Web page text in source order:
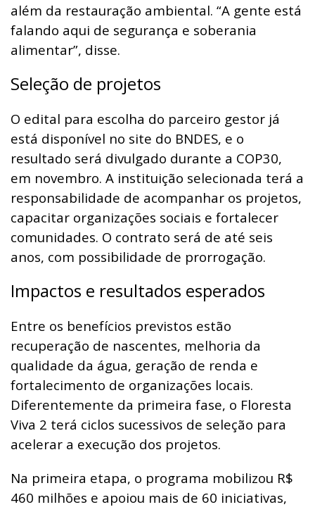
além da restauração ambiental. “A gente está
falando aqui de segurança e soberania
alimentar”, disse.
Seleção de projetos
O edital para escolha do parceiro gestor já
está disponível no site do BNDES, e o
resultado será divulgado durante a COP30,
em novembro. A instituição selecionada terá a
responsabilidade de acompanhar os projetos,
capacitar organizações sociais e fortalecer
comunidades. O contrato será de até seis
anos, com possibilidade de prorrogação.
Impactos e resultados esperados
Entre os benefícios previstos estão
recuperação de nascentes, melhoria da
qualidade da água, geração de renda e
fortalecimento de organizações locais.
Diferentemente da primeira fase, o Floresta
Viva 2 terá ciclos sucessivos de seleção para
acelerar a execução dos projetos.
Na primeira etapa, o programa mobilizou R$
460 milhões e apoiou mais de 60 iniciativas,